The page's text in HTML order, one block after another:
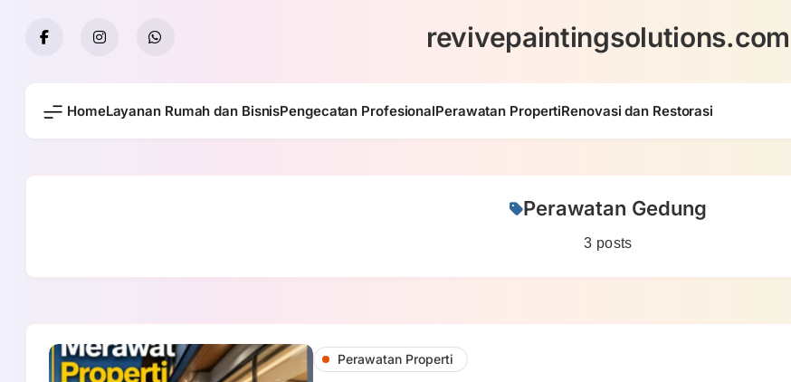
revivepaintingsolutions.com
HomeLayanan Rumah dan BisnisPengecatan ProfesionalPerawatan PropertiRenovasi dan Restorasi
Perawatan Gedung
3 posts
Perawatan Properti